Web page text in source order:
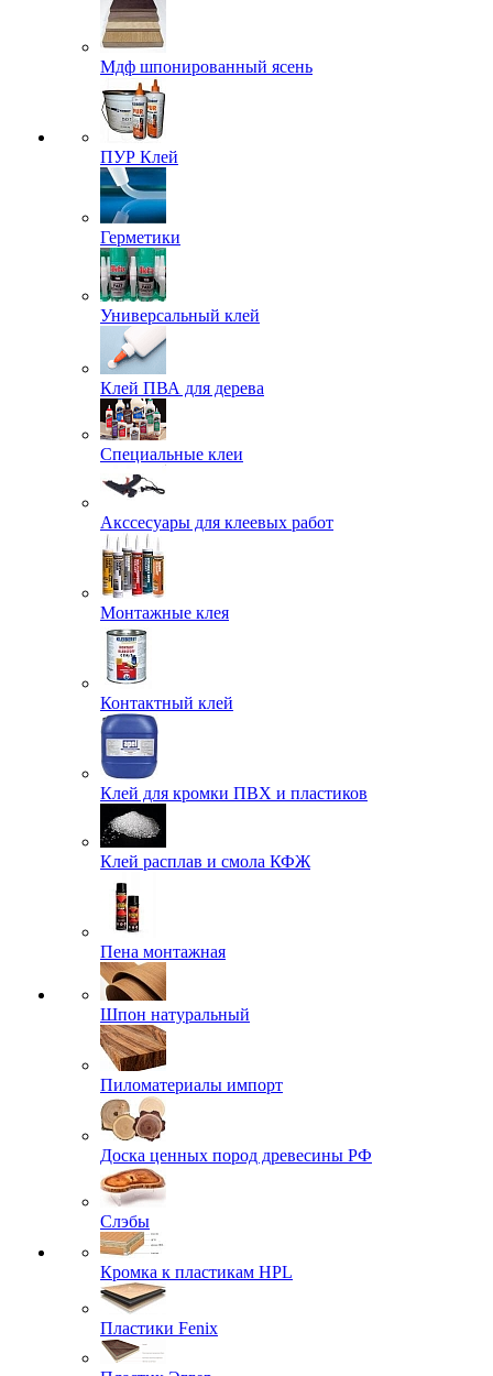
Мдф шпонированный ясень
ПУР Клей
Герметики
Универсальный клей
Клей ПВА для дерева
Специальные клеи
Акссесуары для клеевых работ
Монтажные клея
Контактный клей
Клей для кромки ПВХ и пластиков
Клей расплав и смола КФЖ
Пена монтажная
Шпон натуральный
Пиломатериалы импорт
Доска ценных пород древесины РФ
Слэбы
Кромка к пластикам HPL
Пластики Fenix